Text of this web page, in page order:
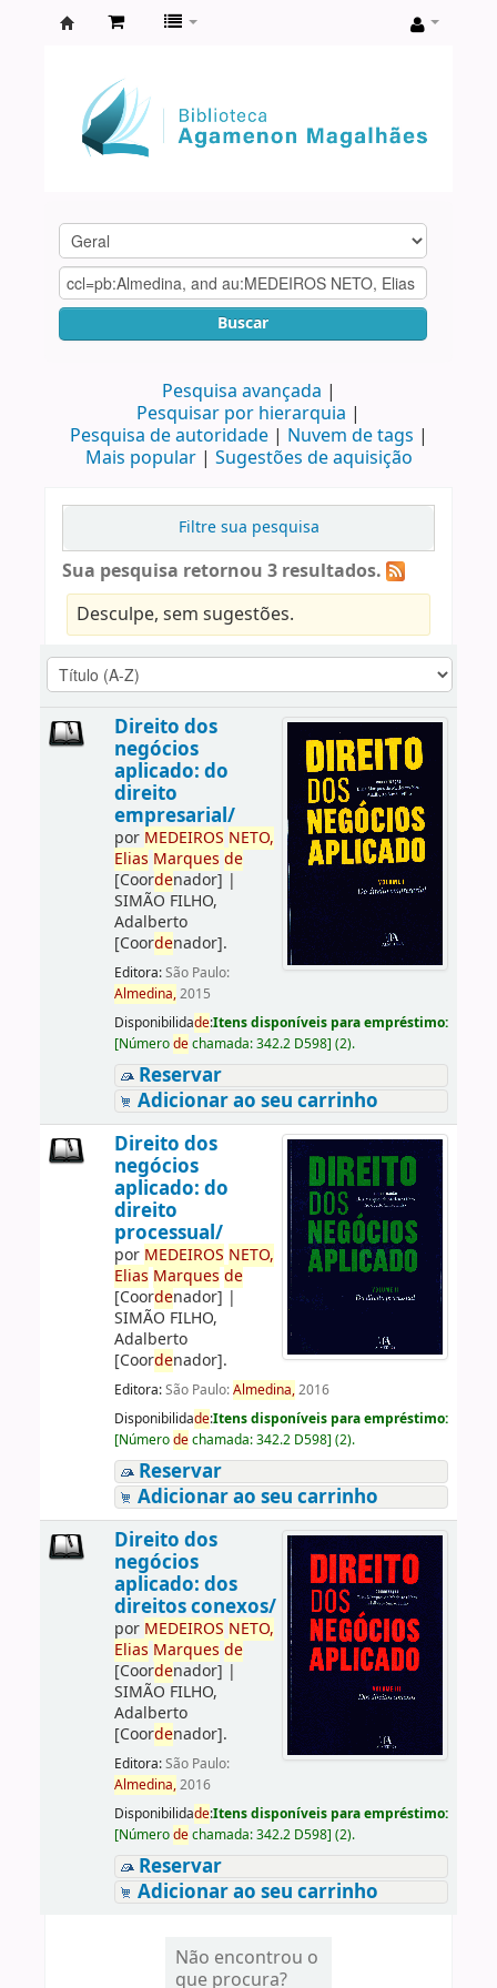
Agamenon
Magalhães
Buscar
Pesquisa avançada
Pesquisar por hierarquia
Pesquisa de autoridade
Nuvem de tags
Mais popular
Sugestões de aquisição
Filtre sua pesquisa
Sua pesquisa retornou 3 resultados.
Desculpe, sem sugestões.
Direito dos
negócios
aplicado: do
direito
empresarial/
por MEDEIROS NETO,
Elias Marques de
[Coordenador] |
SIMÃO FILHO,
Adalberto
[Coordenador].
Editora:São Paulo:
Almedina,2015
Disponibilidade:Itens disponíveis para empréstimo:
[Númerodechamada:342.2 D598] (2).
Reservar
Adicionar ao seu carrinho
Direito dos
negócios
aplicado: do
direito
processual/
por MEDEIROS NETO,
Elias Marques de
[Coordenador] |
SIMÃO FILHO,
Adalberto
[Coordenador].
Editora:São Paulo:Almedina,2016
Disponibilidade:Itens disponíveis para empréstimo:
[Númerodechamada:342.2 D598] (2).
Reservar
Adicionar ao seu carrinho
Direito dos
negócios
aplicado: dos
direitos conexos/
por MEDEIROS NETO,
Elias Marques de
[Coordenador] |
SIMÃO FILHO,
Adalberto
[Coordenador].
Editora:São Paulo:
Almedina,2016
Disponibilidade:Itens disponíveis para empréstimo:
[Númerodechamada:342.2 D598] (2).
Reservar
Adicionar ao seu carrinho
Não encontrou o
que procura?